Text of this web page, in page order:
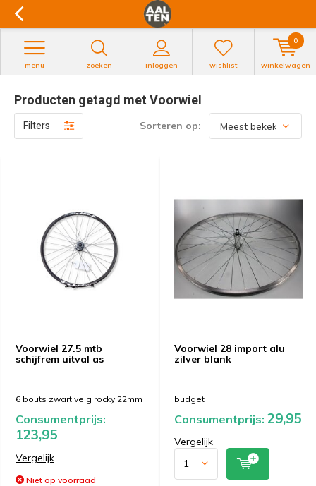
zoeken inloggen
menu wishlist winkelwagen
0
Producten getagd met Voorwiel
Filters Sorteren op:
Voorwiel 27.5 mtb
schijfrem uitval as
6 bouts zwart velg rocky 22mm
Consumentprijs:
123,95
Vergelijk
Niet op voorraad
Voorwiel 28 import alu
zilver blank
budget
Consumentprijs: 29,95
Vergelijk